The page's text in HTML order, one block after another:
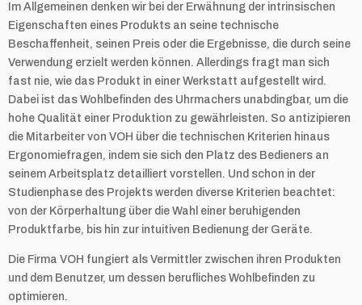
Im Allgemeinen denken wir bei der Erwähnung der intrinsischen
Eigenschaften eines Produkts an seine technische
Beschaffenheit, seinen Preis oder die Ergebnisse, die durch seine
Verwendung erzielt werden können. Allerdings fragt man sich
fast nie, wie das Produkt in einer Werkstatt aufgestellt wird.
Dabei ist das Wohlbefinden des Uhrmachers unabdingbar, um die
hohe Qualität einer Produktion zu gewährleisten. So antizipieren
die Mitarbeiter von VOH über die technischen Kriterien hinaus
Ergonomiefragen, indem sie sich den Platz des Bedieners an
seinem Arbeitsplatz detailliert vorstellen. Und schon in der
Studienphase des Projekts werden diverse Kriterien beachtet:
von der Körperhaltung über die Wahl einer beruhigenden
Produktfarbe, bis hin zur intuitiven Bedienung der Geräte.
Die Firma VOH fungiert als Vermittler zwischen ihren Produkten
und dem Benutzer, um dessen berufliches Wohlbefinden zu
optimieren.